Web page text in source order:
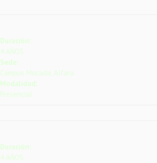
Duración:
4 AÑOS
Sede:
Campus Mocada, Alfara
Modalidad:
Presencial
Duración:
4 AÑOS